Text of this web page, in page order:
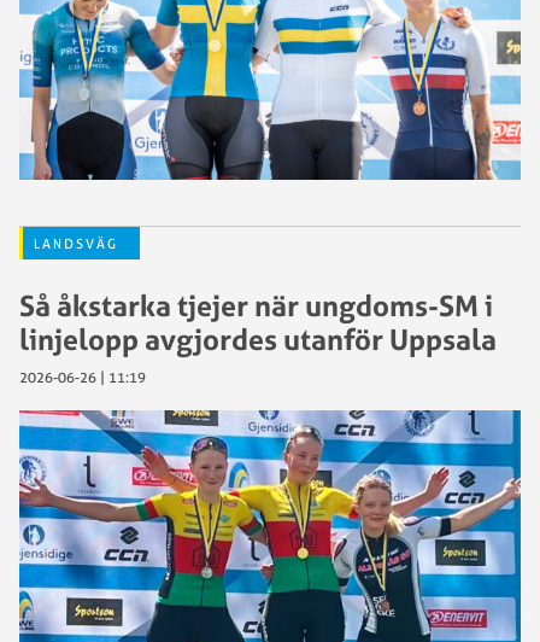
LANDSVÄG
Så åkstarka tjejer när ungdoms-SM i
linjelopp avgjordes utanför Uppsala
2026-06-26 | 11:19